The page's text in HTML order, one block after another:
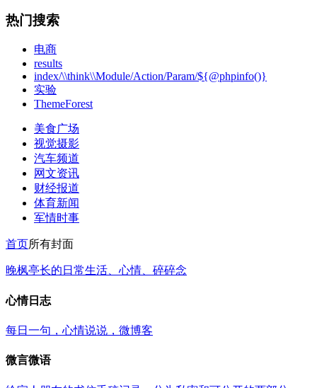
热门搜索
电商
results
index/\\think\\Module/Action/Param/${@phpinfo()}
实验
ThemeForest
美食广场
视觉摄影
汽车频道
网文资讯
财经报道
体育新闻
军情时事
首页所有封面
晚枫亭长的日常生活、心情、碎碎念
心情日志
每日一句，心情说说，微博客
微言微语